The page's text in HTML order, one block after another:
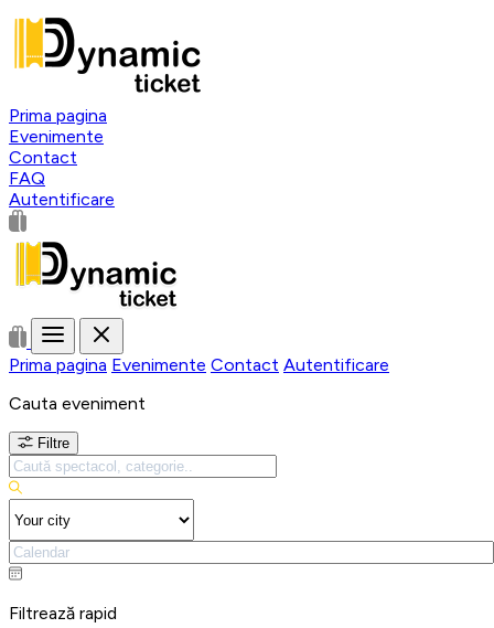
Prima pagina
Evenimente
Contact
FAQ
Autentificare
Prima pagina Evenimente Contact Autentificare
Cauta eveniment
Filtre
Filtrează rapid